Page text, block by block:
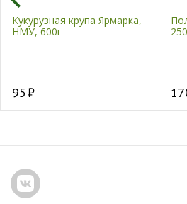
Кукурузная крупа Ярмарка,
НМУ, 600г
95